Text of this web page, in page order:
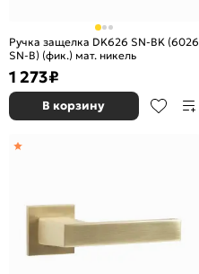
Ручка защелка DK626 SN-BK (6026
SN-B) (фик.) мат. никель
1 273₽
В корзину